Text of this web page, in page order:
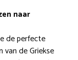
naar
de perfecte
de Griekse